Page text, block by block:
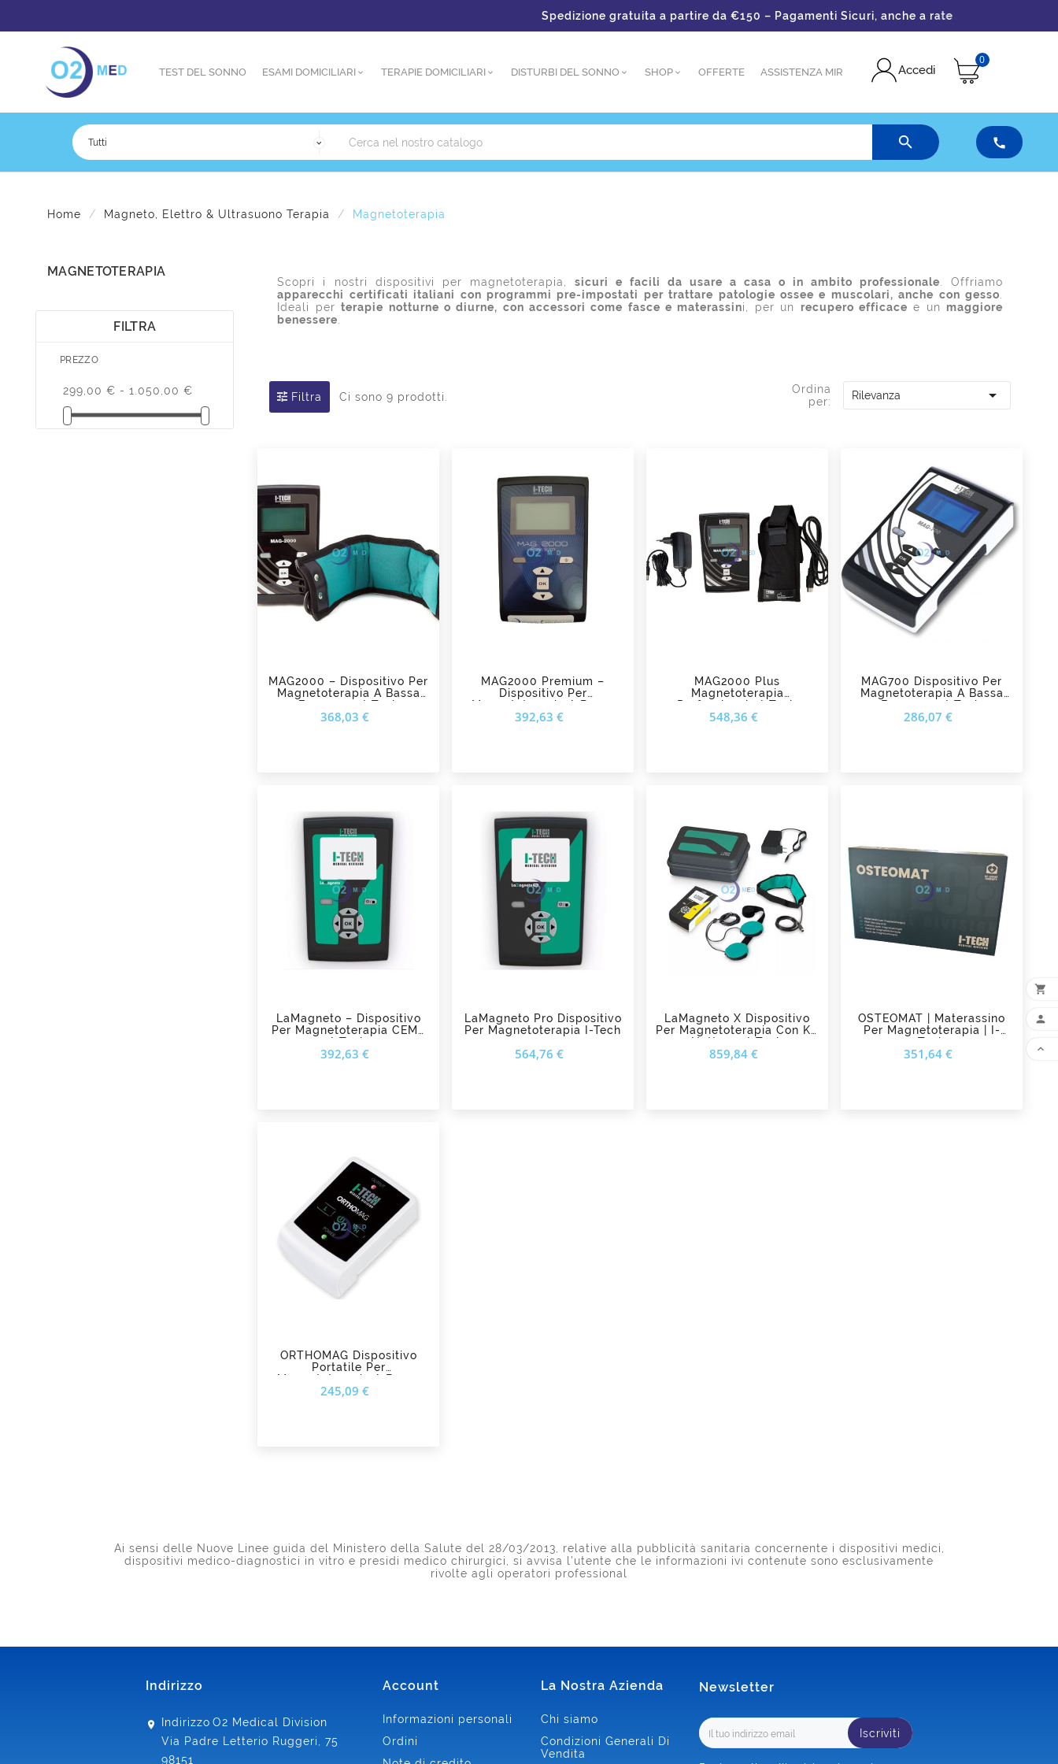
Spedizione gratuita a partire da €150 – Pagamenti Sicuri, anche a rate
TEST DEL SONNO ESAMI DOMICILIARI TERAPIE DOMICILIARI DISTURBI DEL SONNO SHOP OFFERTE ASSISTENZA MIR Accedi
0
 
Home Magneto, Elettro & Ultrasuono Terapia Magnetoterapia
MAGNETOTERAPIA
FILTRA
PREZZO
299,00 € - 1.050,00 €
Scopri i nostri dispositivi per magnetoterapia, sicuri e facili da usare a casa o in ambito professionale . Offriamo
apparecchi certificati italiani con programmi pre-impostati per trattare patologie ossee e muscolari, anche con gesso
Ideali perterapie notturne o diurne, con accessori come fasce e materassini, per un recupero efficace e un maggiore
benessere
Filtra Ci sono 9 prodotti.
Ordina
per:
Rilevanza 
MAG2000 – Dispositivo Per
Magnetoterapia A Bassa
Frequenza I-Tech
368,03 €
MAG2000 Premium –
Dispositivo Per
Magnetoterapia A Bassa
Frequenza I-Tech
392,63 €
MAG2000 Plus
Magnetoterapia
Professionale I-Tech
548,36 €
add_shopping_cart
MAG700 Dispositivo Per
Magnetoterapia A Bassa
Frequenza I-Tech
286,07 €
LaMagneto – Dispositivo
Per Magnetoterapia CEMP
I-Tech
392,63 €
LaMagneto Pro Dispositivo
Per Magnetoterapia I-Tech
564,76 €
LaMagneto X Dispositivo
Per Magnetoterapia Con Kit
Notturno I-Tech
859,84 €
OSTEOMAT | Materassino
Per Magnetoterapia | I-
Tech
351,64 €
ORTHOMAG Dispositivo
Portatile Per
Magnetoterapia A Bassa
Frequenza I-Tech
245,09 €
Ai sensi delle Nuove Linee guida del Ministero della Salute del 28/03/2013, relative alla pubblicità sanitaria concernente i dispositivi medici,
dispositivi medico-diagnostici in vitro e presidi medico chirurgici, si avvisa l'utente che le informazioni ivi contenute sono esclusivamente
rivolte agli operatori professional
Indirizzo
Indirizzo O2 Medical Division
Via Padre Letterio Ruggeri, 75
98151
Account
Informazioni personali
Ordini
La Nostra Azienda
Chi siamo
Condizioni Generali Di
Vendita
Newsletter
Iscriviti


